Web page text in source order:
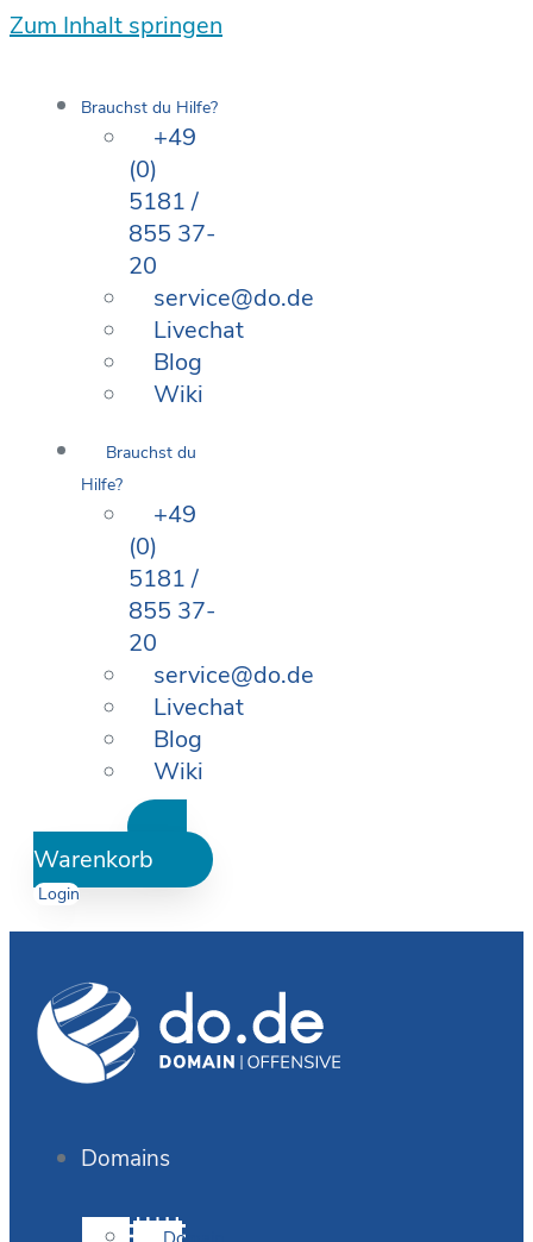
Zum Inhalt springen
Brauchst du Hilfe?
+49
(0)
5181 /
855 37-
20
service@do.de
Livechat
Blog
Wiki
Brauchst du
Hilfe?
+49
(0)
5181 /
855 37-
20
service@do.de
Livechat
Blog
Wiki
Warenkorb
Login
Domains